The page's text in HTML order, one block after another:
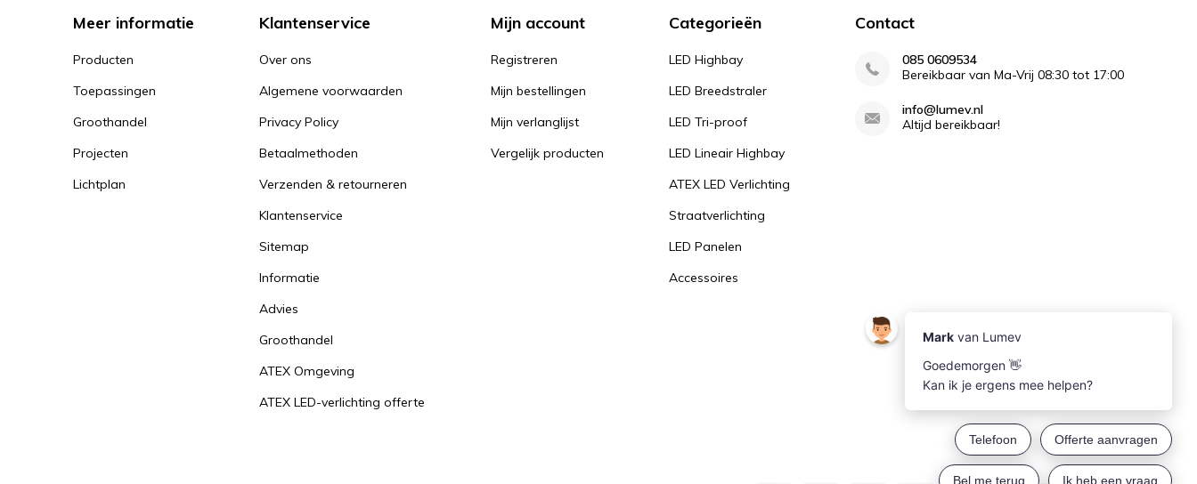
Meer informatie
Producten
Toepassingen
Groothandel
Projecten
Lichtplan
Klantenservice
Over ons
Algemene voorwaarden
Privacy Policy
Betaalmethoden
Verzenden & retourneren
Klantenservice
Sitemap
Informatie
Advies
Groothandel
ATEX Omgeving
ATEX LED-verlichting offerte
Mijn account
Registreren
Mijn bestellingen
Mijn verlanglijst
Vergelijk producten
Categorieën
LED Highbay
LED Breedstraler
LED Tri-proof
LED Lineair Highbay
ATEX LED Verlichting
Straatverlichting
LED Panelen
Accessoires
Contact
085 0609534
Bereikbaar van Ma-Vrij 08:30 tot 17:00
info@lumev.nl
Altijd bereikbaar!